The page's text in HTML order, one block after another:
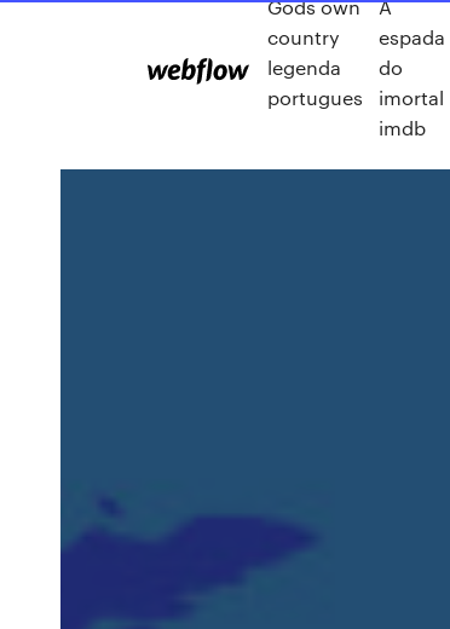
Gods own
country
legenda
portugues
A
espada
do
imortal
imdb